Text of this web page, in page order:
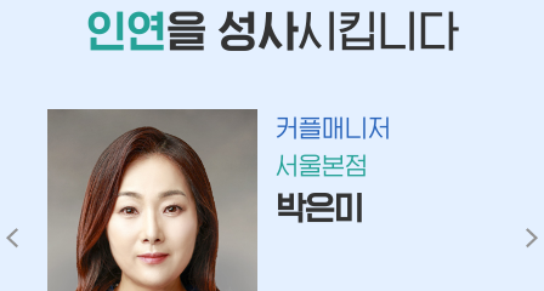
인연을 성사시킵니다
커플매니저
서울본점
박은미